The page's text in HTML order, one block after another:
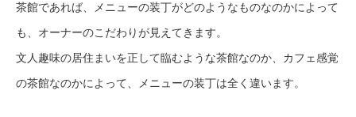
茶館であれば、メニューの装丁がどのようなものなのかによって
も、オーナーのこだわりが見えてきます。
文人趣味の居住まいを正して臨むような茶館なのか、カフェ感覚
の茶館なのかによって、メニューの装丁は全く違います。